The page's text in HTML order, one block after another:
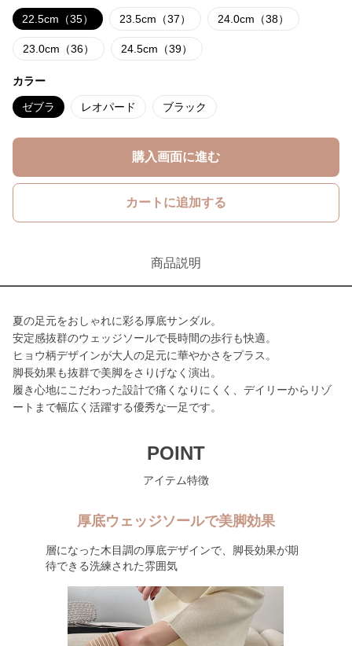
22.5cm（35） 23.5cm（37） 24.0cm（38）
23.0cm（36） 24.5cm（39）
カラー
ゼブラ レオパード ブラック
購入画面に進む
カートに追加する
商品説明
夏の足元をおしゃれに彩る厚底サンダル。
安定感抜群のウェッジソールで長時間の歩行も快適。
ヒョウ柄デザインが大人の足元に華やかさをプラス。
脚長効果も抜群で美脚をさりげなく演出。
履き心地にこだわった設計で痛くなりにくく、デイリーからリゾ
ートまで幅広く活躍する優秀な一足です。
POINT
アイテム特徴
厚底ウェッジソールで美脚効果
層になった木目調の厚底デザインで、脚長効果が期
待できる洗練された雰囲気